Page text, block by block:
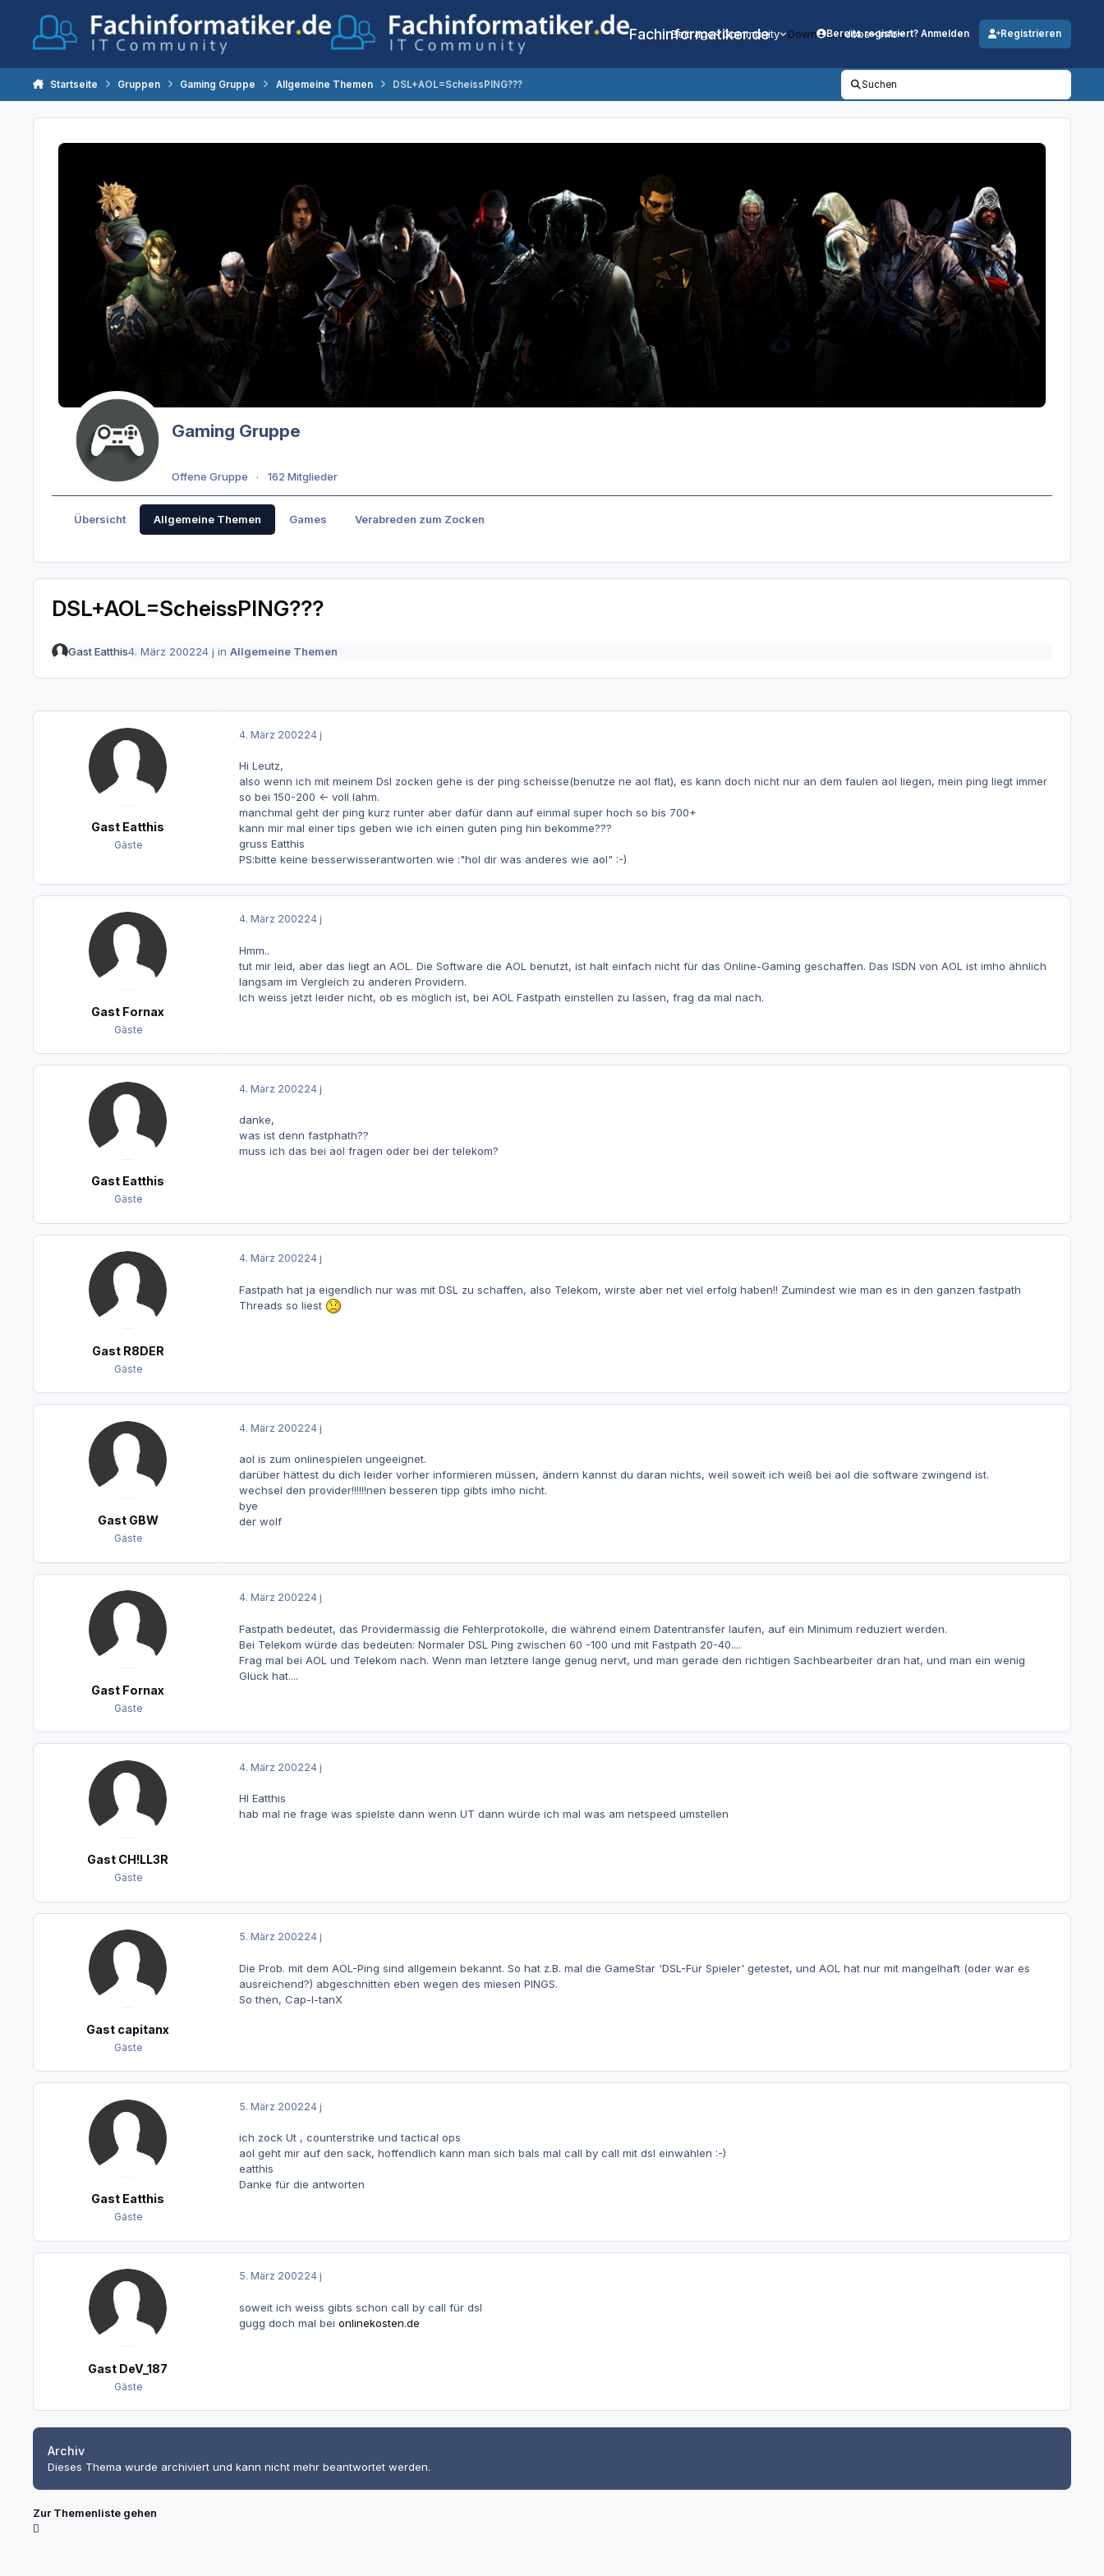
Fachinformatiker.de
Beiträge Community DownloadsJobs Info
Bereits registriert? Anmelden Registrieren
Startseite Gruppen Gaming Gruppe Allgemeine Themen DSL+AOL=ScheissPING??? Suchen
Gaming Gruppe
Offene Gruppe 162 Mitglieder
Übersicht Allgemeine Themen Games Verabreden zum Zocken
DSL+AOL=ScheissPING???
Gast Eatthis4. März 200224 j in Allgemeine Themen
Gast Eatthis
Gäste
4. März 200224 j
Hi Leutz,
also wenn ich mit meinem Dsl zocken gehe is der ping scheisse(benutze ne aol flat), es kann doch nicht nur an dem faulen aol liegen, mein ping liegt immer
so bei 150-200 <- voll lahm.
manchmal geht der ping kurz runter aber dafür dann auf einmal super hoch so bis 700+
kann mir mal einer tips geben wie ich einen guten ping hin bekomme???
gruss Eatthis
PS:bitte keine besserwisserantworten wie :"hol dir was anderes wie aol" :-)
Gast Fornax
Gäste
4. März 200224 j
Hmm..
tut mir leid, aber das liegt an AOL. Die Software die AOL benutzt, ist halt einfach nicht für das Online-Gaming geschaffen. Das ISDN von AOL ist imho ähnlich
langsam im Vergleich zu anderen Providern.
Ich weiss jetzt leider nicht, ob es möglich ist, bei AOL Fastpath einstellen zu lassen, frag da mal nach.
Gast Eatthis
Gäste
4. März 200224 j
danke,
was ist denn fastphath??
muss ich das bei aol fragen oder bei der telekom?
Gast R8DER
Gäste
4. März 200224 j
Fastpath hat ja eigendlich nur was mit DSL zu schaffen, also Telekom, wirste aber net viel erfolg haben!! Zumindest wie man es in den ganzen fastpath
Threads so liest
Gast GBW
Gäste
4. März 200224 j
aol is zum onlinespielen ungeeignet.
darüber hättest du dich leider vorher informieren müssen, ändern kannst du daran nichts, weil soweit ich weiß bei aol die software zwingend ist.
wechsel den provider!!!!!!nen besseren tipp gibts imho nicht.
bye
der wolf
Gast Fornax
Gäste
4. März 200224 j
Fastpath bedeutet, das Providermässig die Fehlerprotokolle, die während einem Datentransfer laufen, auf ein Minimum reduziert werden.
Bei Telekom würde das bedeuten: Normaler DSL Ping zwischen 60 -100 und mit Fastpath 20-40....
Frag mal bei AOL und Telekom nach. Wenn man letztere lange genug nervt, und man gerade den richtigen Sachbearbeiter dran hat, und man ein wenig
Glück hat....
Gast CH!LL3R
Gäste
4. März 200224 j
HI Eatthis
hab mal ne frage was spielste dann wenn UT dann würde ich mal was am netspeed umstellen
Gast capitanx
Gäste
5. März 200224 j
Die Prob. mit dem AOL-Ping sind allgemein bekannt. So hat z.B. mal die GameStar 'DSL-Für Spieler' getestet, und AOL hat nur mit mangelhaft (oder war es
ausreichend?) abgeschnitten eben wegen des miesen PINGS.
So then, Cap-I-tanX
Gast Eatthis
Gäste
5. März 200224 j
ich zock Ut , counterstrike und tactical ops
aol geht mir auf den sack, hoffendlich kann man sich bals mal call by call mit dsl einwählen :-)
eatthis
Danke für die antworten
Gast DeV_187
Gäste
5. März 200224 j
soweit ich weiss gibts schon call by call für dsl
gugg doch mal bei onlinekosten.de
Archiv
Dieses Thema wurde archiviert und kann nicht mehr beantwortet werden.
Zur Themenliste gehen